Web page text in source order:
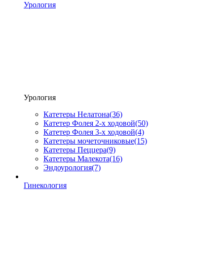
Урология
Урология
Катетеры Нелатона(36)
Катетер Фолея 2-х ходовой(50)
Катетер Фолея 3-х ходовой(4)
Катетеры мочеточниковые(15)
Катетеры Пеццера(9)
Катетеры Малекота(16)
Эндоурология(7)
Гинекология